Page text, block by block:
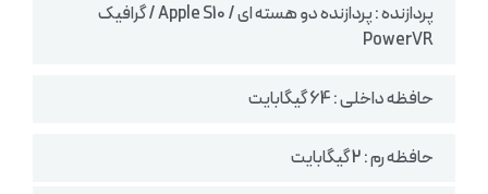
پردازنده : پردازنده دو هسته ای / Apple S10 / گرافیک
PowerVR
حافظه داخلی : 64 گیگابایت
حافظه رم : 2 گیگابایت